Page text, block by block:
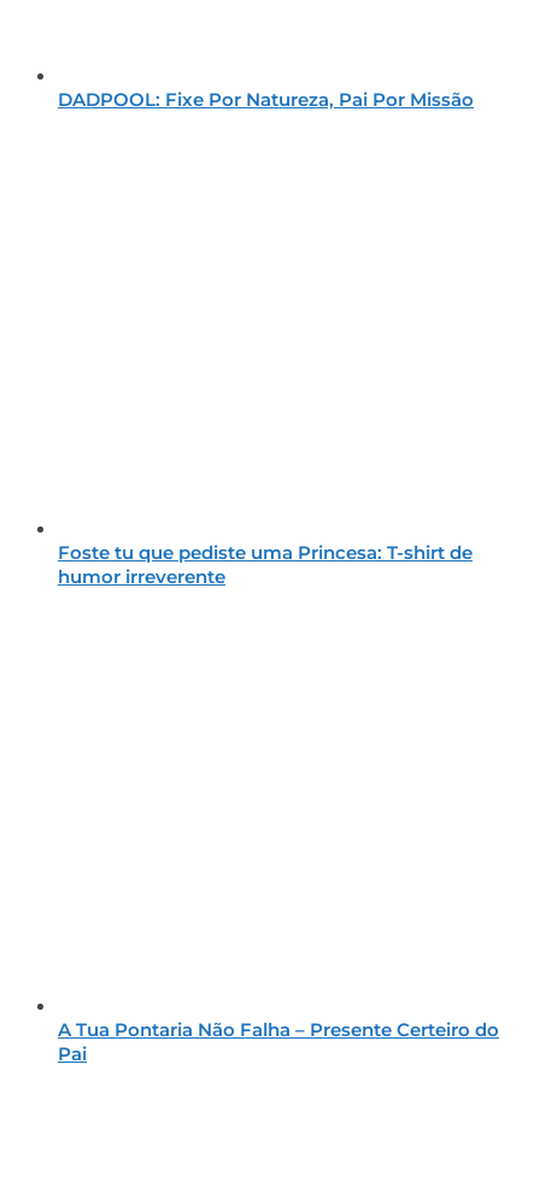
DADPOOL: Fixe Por Natureza, Pai Por Missão
Foste tu que pediste uma Princesa: T-shirt de
humor irreverente
A Tua Pontaria Não Falha – Presente Certeiro do
Pai